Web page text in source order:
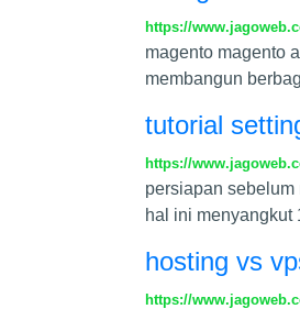
https://
magento magento
membangun
tutorial
https://
persiapan
hal ini menyangkut
hosting vs
https://